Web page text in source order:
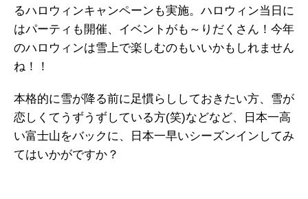
るハロウィンキャンペーンも実施。ハロウィン当日に
はパーティも開催、イベントがも～りだくさん！今年
のハロウィンは雪上で楽しむのもいいかもしれません
ね！！
本格的に雪が降る前に足慣らししておきたい方、雪が
恋しくてうずうずしている方(笑)などなど、日本一高
い富士山をバックに、日本一早いシーズンインしてみ
てはいかがですか？